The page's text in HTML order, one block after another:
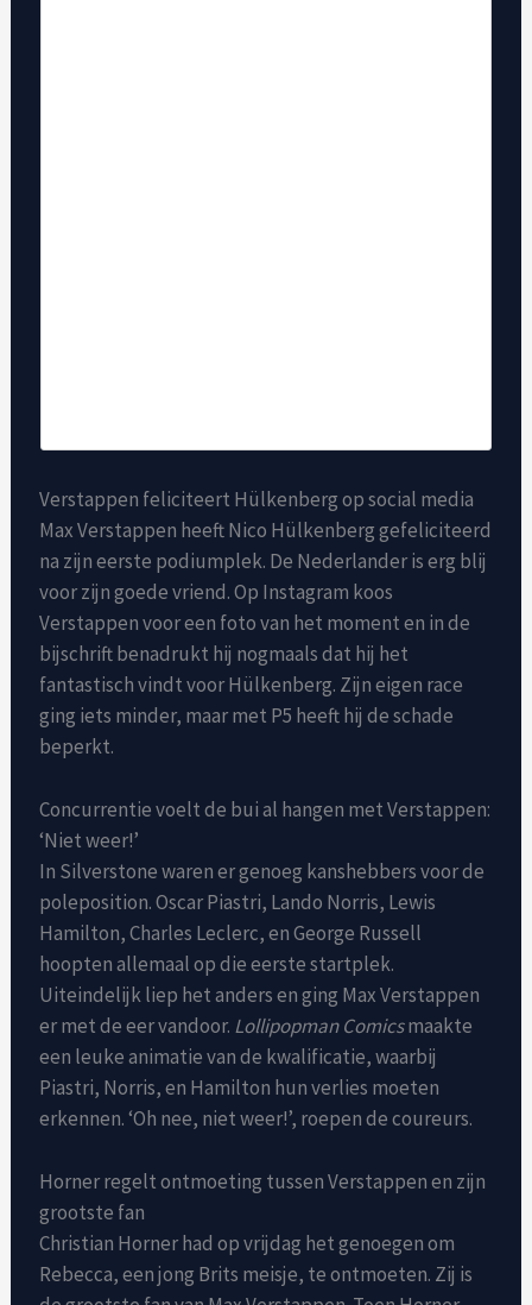
Verstappen feliciteert Hülkenberg op social media
Max Verstappen heeft Nico Hülkenberg gefeliciteerd
na zijn eerste podiumplek. De Nederlander is erg blij
voor zijn goede vriend. Op Instagram koos
Verstappen voor een foto van het moment en in de
bijschrift benadrukt hij nogmaals dat hij het
fantastisch vindt voor Hülkenberg. Zijn eigen race
ging iets minder, maar met P5 heeft hij de schade
beperkt.
Concurrentie voelt de bui al hangen met Verstappen:
‘Niet weer!’
In Silverstone waren er genoeg kanshebbers voor de
poleposition. Oscar Piastri, Lando Norris, Lewis
Hamilton, Charles Leclerc, en George Russell
hoopten allemaal op die eerste startplek.
Uiteindelijk liep het anders en ging Max Verstappen
er met de eer vandoor. Lollipopman Comicsmaakte
een leuke animatie van de kwalificatie, waarbij
Piastri, Norris, en Hamilton hun verlies moeten
erkennen. ‘Oh nee, niet weer!’, roepen de coureurs.
Horner regelt ontmoeting tussen Verstappen en zijn
grootste fan
Christian Horner had op vrijdag het genoegen om
Rebecca, een jong Brits meisje, te ontmoeten. Zij is